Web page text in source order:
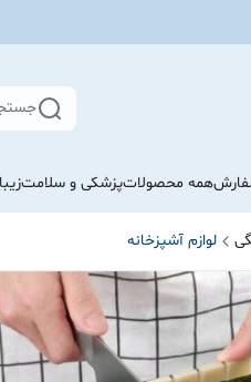
همه محصولاتپزشکی و سلامت
لوازم آشپزخانه